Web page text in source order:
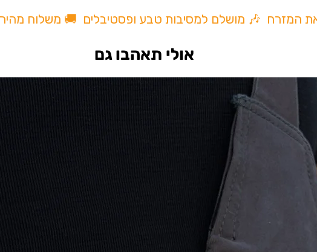
המזרח 🎶 מושלם למסיבות טבע ופסטיבלים 🚚 משלוח
אולי תאהבו גם